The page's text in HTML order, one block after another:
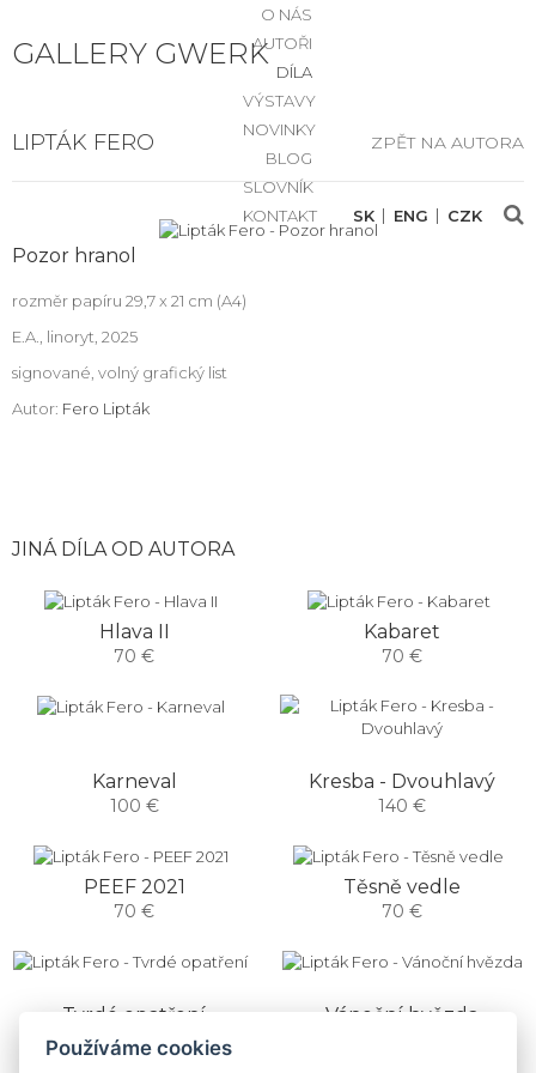
GALLERY GWERK
O NÁS
AUTOŘI
DÍLA
VÝSTAVY
NOVINKY
BLOG
SLOVNÍK
KONTAKT
SK ENG CZK
LIPTÁK FERO ZPĚT NA AUTORA
Pozor hranol
rozměr papíru 29,7 x 21 cm (A4)
E.A., linoryt, 2025
signované, volný grafický list
Autor: Fero Lipták
JINÁ DÍLA OD AUTORA
Hlava II
70 €
Kabaret
70 €
Karneval
100 €
Kresba - Dvouhlavý
140 €
PEEF 2021
70 €
Těsně vedle
70 €
Tvrdé opatření
70 €
Vánoční hvězda
Používáme cookies